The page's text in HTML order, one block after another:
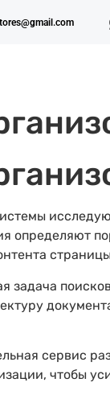
определяют
задача
сервис
чтобы